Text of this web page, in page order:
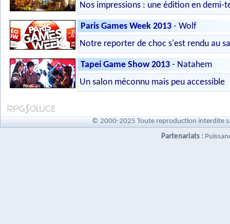
Nos impressions : une édition en demi-
Paris Games Week 2013 - Wolf
Notre reporter de choc s'est rendu au
Tapei Game Show 2013 - Natahem
Un salon méconnu mais peu accessible
© 2000-2025 Toute reproduction interdite
Partenariats :